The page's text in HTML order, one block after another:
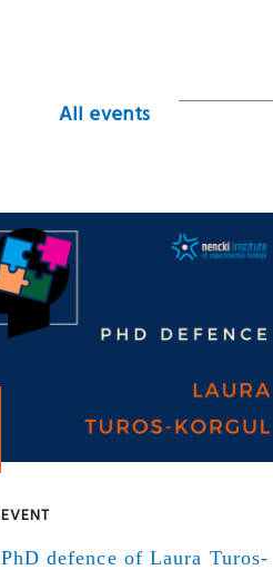
All events
EVENT
PhD defence of Laura Turos-